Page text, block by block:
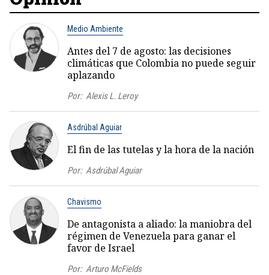
Medio Ambiente
Antes del 7 de agosto: las decisiones
climáticas que Colombia no puede seguir
aplazando
Por: Alexis L. Leroy
Asdrúbal Aguiar
El fin de las tutelas y la hora de la nación
Por: Asdrúbal Aguiar
Chavismo
De antagonista a aliado: la maniobra del
régimen de Venezuela para ganar el
favor de Israel
Por: Arturo McFields